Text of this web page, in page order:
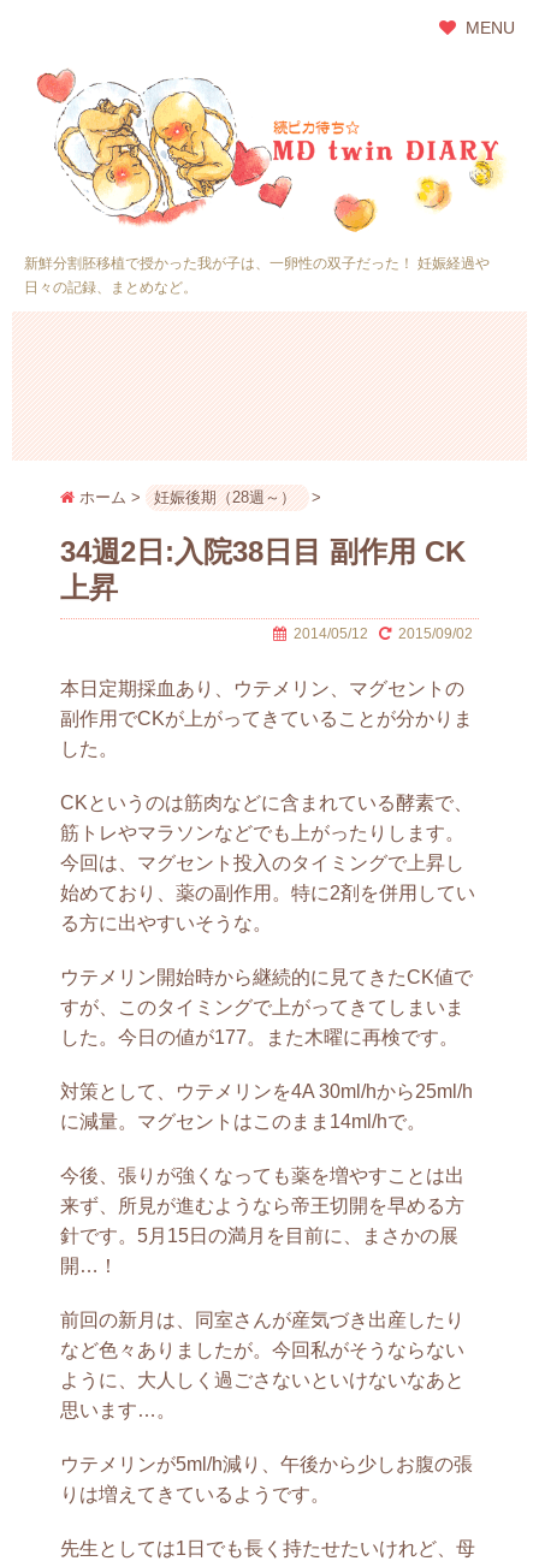
MENU
新鮮分割胚移植で授かった我が子は、一卵性の双子だった！ 妊娠経過や
日々の記録、まとめなど。
ホーム > 妊娠後期（28週～） >
34週2日:入院38日目 副作用 CK
上昇
2014/05/12 2015/09/02
本日定期採血あり、ウテメリン、マグセントの
副作用でCKが上がってきていることが分かりま
した。
CKというのは筋肉などに含まれている酵素で、
筋トレやマラソンなどでも上がったりします。
今回は、マグセント投入のタイミングで上昇し
始めており、薬の副作用。特に2剤を併用してい
る方に出やすいそうな。
ウテメリン開始時から継続的に見てきたCK値で
すが、このタイミングで上がってきてしまいま
した。今日の値が177。また木曜に再検です。
対策として、ウテメリンを4A 30ml/hから25ml/h
に減量。マグセントはこのまま14ml/hで。
今後、張りが強くなっても薬を増やすことは出
来ず、所見が進むようなら帝王切開を早める方
針です。5月15日の満月を目前に、まさかの展
開…！
前回の新月は、同室さんが産気づき出産したり
など色々ありましたが。今回私がそうならない
ように、大人しく過ごさないといけないなあと
思います…。
ウテメリンが5ml/h減り、午後から少しお腹の張
りは増えてきているようです。
先生としては1日でも長く持たせたいけれど、母